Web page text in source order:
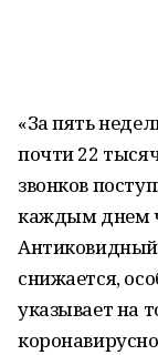
«За пять
почти 22
звонков
каждым днем
снижается,
указывает на